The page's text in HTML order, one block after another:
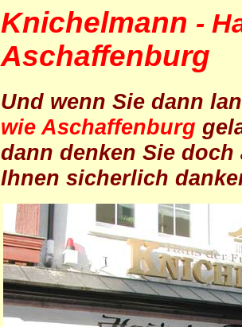
Knichelmann -
Aschaffenburg
Und wenn Sie dann
wie Aschaffenburg
dann denken Sie
Ihnen sicherlich